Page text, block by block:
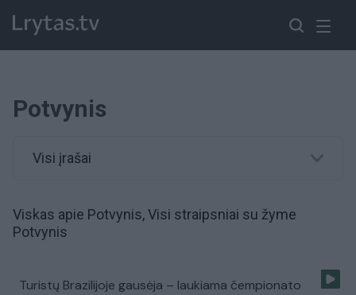
Potvynis
Visi įrašai
Viskas apie Potvynis, Visi straipsniai su žyme
Potvynis
Turistų Brazilijoje gausėja – laukiama čempionato